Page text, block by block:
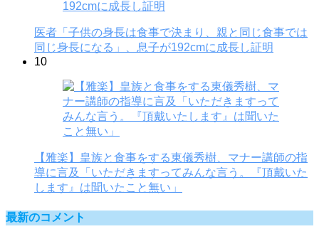
医者「子供の身長は食事で決まり、親と同じ食事では
同じ身長になる」、息子が192cmに成長し証明
10
【雅楽】皇族と食事をする東儀秀樹、マナー講師の指
導に言及「いただきますってみんな言う。『頂戴いた
します』は聞いたこと無い」
最新のコメント